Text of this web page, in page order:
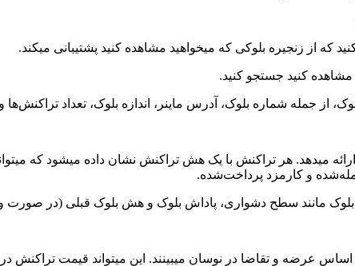
که از زنجیره بلوکی که میخواهید مشاهده کنید پشتیبانی میکند.
کنید جستجو کنید.
از جمله شماره بلوک، آدرس ماینر، اندازه بلوک، تعداد
میدهد. هر تراکنش با یک هش تراکنش نشان داده میشود که
و کارمزد پرداخت‌شده.
بلوک مانند سطح دشواری، پاداش بلوک و هش بلوک قبلی (در صورت